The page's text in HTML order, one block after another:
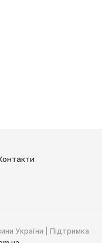
України | Підтримка